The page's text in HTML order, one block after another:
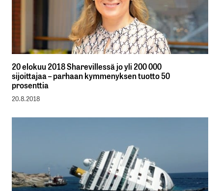
20 elokuu 2018 Sharevillessä jo yli 200 000
sijoittajaa – parhaan kymmenyksen tuotto 50
prosenttia
20.8.2018